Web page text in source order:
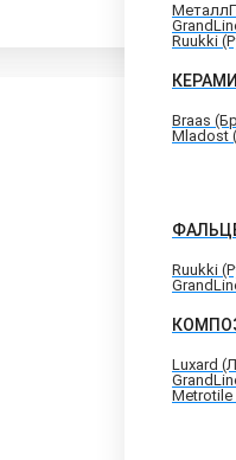
Ruukki
Braas
Mladost
Ruukki
Luxard